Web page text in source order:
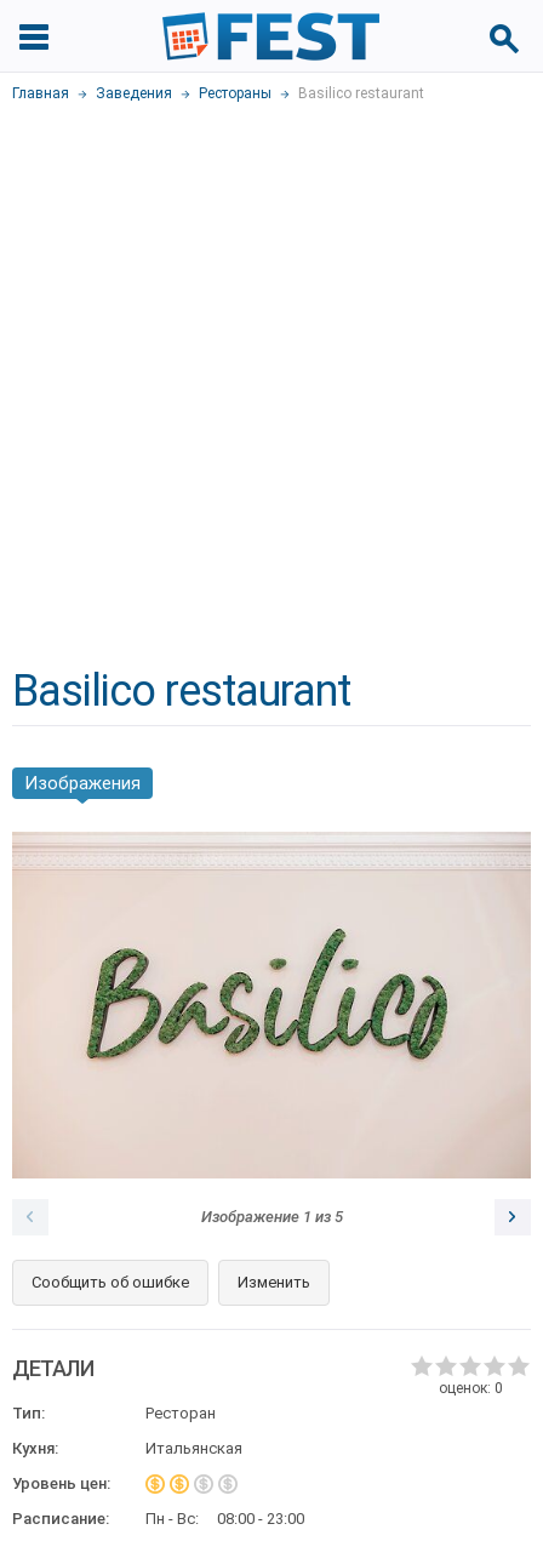
Главная Заведения Рестораны Basilico restaurant
Basilico restaurant
Изображения
Изображение 1 из 5
Сообщить об ошибке Изменить
оценок: 0
ДЕТАЛИ
Тип:
Ресторан
Кухня:
Итальянская
Уровень цен:
Расписание:
Пн - Вс: 08:00 - 23:00